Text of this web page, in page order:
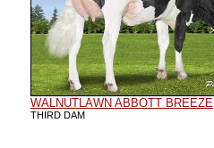
WALNUTLAWN ABBOTT BREEZE
THIRD DAM